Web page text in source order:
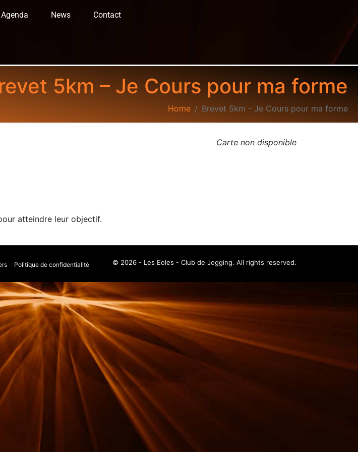
Agenda News Contact
5km – Je Cours pour ma forme
Home Brevet 5km - Je Cours pour ma forme
Carte non disponible
atteindre leur objectif.
Politique de confidentialité © 2026 - Les Eoles - Club de Jogging. All rights reserved.